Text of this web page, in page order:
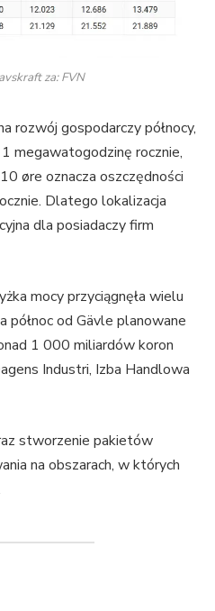
za: FVN
rozwój gospodarczy północy,
megawatogodzinę rocznie,
øre oznacza oszczędności
Dlatego lokalizacja
dla posiadaczy firm
mocy przyciągnęła wielu
od Gävle planowane
1 000 miliardów koron
Industri, Izba Handlowa
stworzenie pakietów
na obszarach, w których